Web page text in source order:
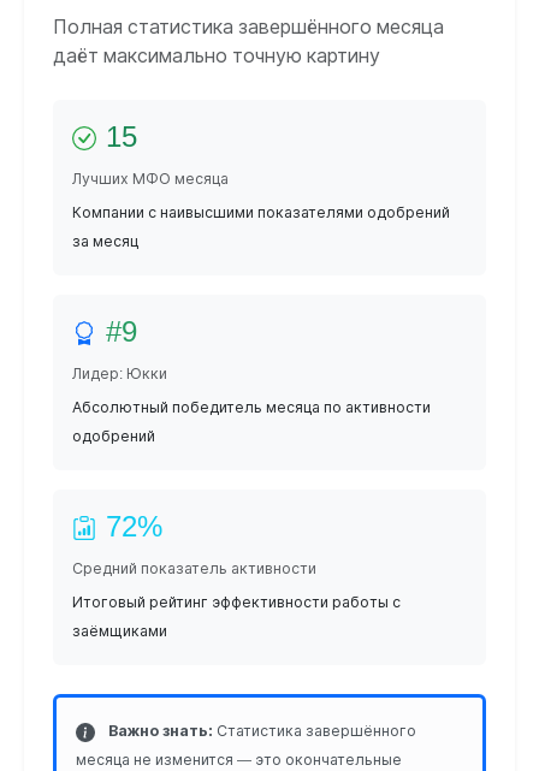
Полная статистика завершённого месяца
даёт максимально точную картину
15
Лучших МФО месяца
Компании с наивысшими показателями одобрений
за месяц
#9
Лидер: Юкки
Абсолютный победитель месяца по активности
одобрений
72%
Средний показатель активности
Итоговый рейтинг эффективности работы с
заёмщиками
Важно знать: Статистика завершённого
месяца не изменится — это окончательные